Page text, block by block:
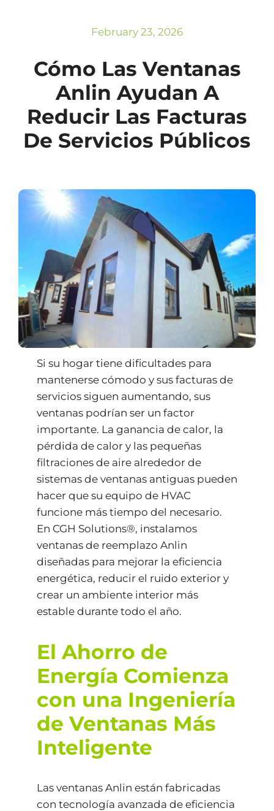
February 23, 2026
Cómo Las Ventanas
Anlin Ayudan A
Reducir Las Facturas
De Servicios Públicos
Si su hogar tiene dificultades para
mantenerse cómodo y sus facturas de
servicios siguen aumentando, sus
ventanas podrían ser un factor
importante. La ganancia de calor, la
pérdida de calor y las pequeñas
filtraciones de aire alrededor de
sistemas de ventanas antiguas pueden
hacer que su equipo de HVAC
funcione más tiempo del necesario.
En CGH Solutions®, instalamos
ventanas de reemplazo Anlin
diseñadas para mejorar la eficiencia
energética, reducir el ruido exterior y
crear un ambiente interior más
estable durante todo el año.
El Ahorro de
Energía Comienza
con una Ingeniería
de Ventanas Más
Inteligente
Las ventanas Anlin están fabricadas
con tecnología avanzada de eficiencia